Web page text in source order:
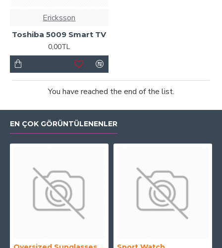
Ericksson
Toshiba 5009 Smart TV
0,00TL
You have reached the end of the list.
EN ÇOK GÖRÜNTÜLENENLER